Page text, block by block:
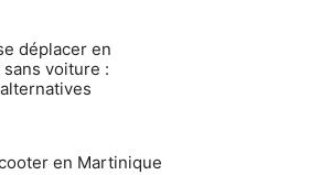
déplacer en
voiture :
en Martinique